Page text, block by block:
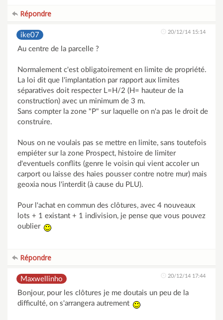
Répondre
ike07 20/12/14 15:14
Au centre de la parcelle ?
Normalement c'est obligatoirement en limite de propriété.
La loi dit que l'implantation par rapport aux limites
séparatives doit respecter L=H/2 (H= hauteur de la
construction) avec un minimum de 3 m.
Sans compter la zone "P" sur laquelle on n'a pas le droit de
construire.
Nous on ne voulais pas se mettre en limite, sans toutefois
empiéter sur la zone Prospect, histoire de limiter
d'eventuels conflits (genre le voisin qui vient accoler un
carport ou laisse des haies pousser contre notre mur) mais
geoxia nous l'interdit (à cause du PLU).
Pour l'achat en commun des clôtures, avec 4 nouveaux
lots + 1 existant + 1 indivision, je pense que vous pouvez
oublier
Répondre
Maxwellinho 20/12/14 17:44
Bonjour, pour les clôtures je me doutais un peu de la
difficulté, on s'arrangera autrement